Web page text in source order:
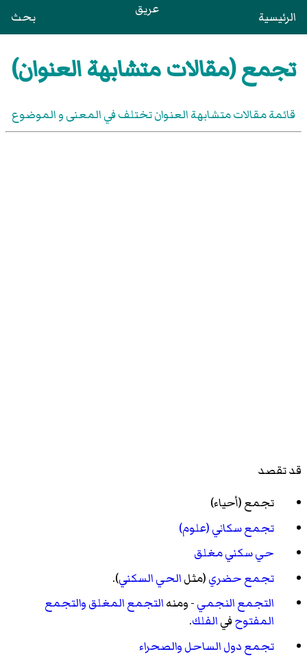
الرئيسية عريق بحث
تجمع (مقالات متشابهة العنوان)
قائمة مقالات متشابهة العنوان تختلف في المعنى و الموضوع
قد تقصد
تجمع (أحياء)
تجمع سكاني (علوم)
حي سكني مغلق
تجمع حضري(مثلالحي السكني).
التجمع النجمي- ومنهالتجمع المغلقوالتجمع
المفتوحفيالفلك.
تجمع دول الساحل والصحراء